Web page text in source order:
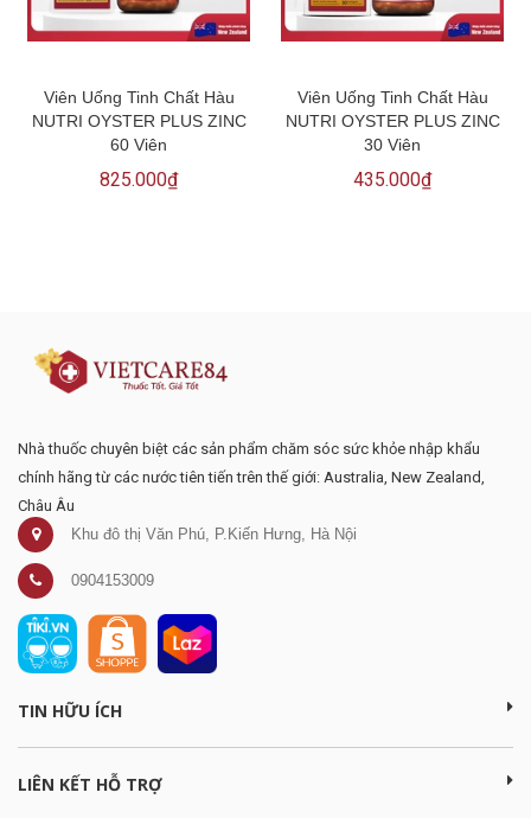
Viên Uống Tinh Chất Hàu
NUTRI OYSTER PLUS ZINC
60 Viên
825.000₫
Viên Uống Tinh Chất Hàu
NUTRI OYSTER PLUS ZINC
30 Viên
435.000₫
Nhà thuốc chuyên biệt các sản phẩm chăm sóc sức khỏe nhập khẩu
chính hãng từ các nước tiên tiến trên thế giới: Australia, New Zealand,
Châu Âu
Khu đô thị Văn Phú, P.Kiến Hưng, Hà Nội
0904153009
TIN HỮU ÍCH
LIÊN KẾT HỖ TRỢ